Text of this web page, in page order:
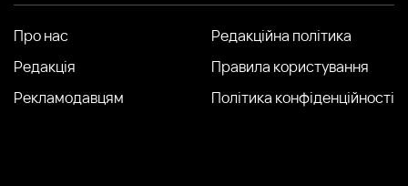
Про нас
Редакція
Рекламодавцям
Редакційна політика
Правила користування
Політика конфіденційності